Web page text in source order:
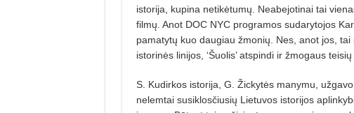
istorija, kupina netikėtumų. Neabejotinai tai
filmų. Anot DOC NYC programos sudarytojos
pamatytų kuo daugiau žmonių. Nes, anot jos,
istorinės linijos, ‘Šuolis’ atspindi ir žmogaus teisių
S. Kudirkos istorija, G. Žickytės ma­nymu,
nelemtai susiklosčiusių Lietuvos istorijos